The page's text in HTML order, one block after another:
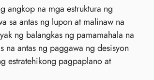
angkop na mga estruktura ng
sa antas ng lupon at malinaw na
ng balangkas ng pamamahala na
na antas ng paggawa ng desisyon
estratehikong pagpaplano at